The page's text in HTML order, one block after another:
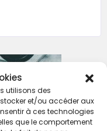
utilisons des
et/ou accéder aux
à ces technologies
que le comportement